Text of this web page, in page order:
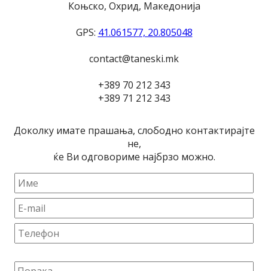
Коњско, Охрид, Македонија
GPS: 41.061577, 20.805048
contact@taneski.mk
+389 70 212 343
+389 71 212 343
Доколку имате прашања, слободно контактирајте
не,
ќе Ви одговориме најбрзо можно.